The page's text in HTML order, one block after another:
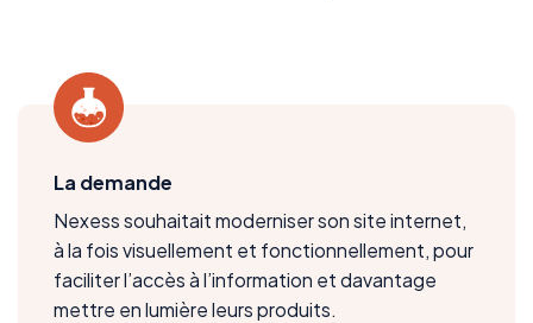
La demande
Nexess souhaitait moderniser son site internet,
à la fois visuellement et fonctionnellement, pour
faciliter l’accès à l’information et davantage
mettre en lumière leurs produits.